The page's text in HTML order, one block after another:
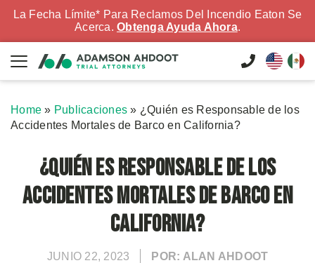
La Fecha Límite* Para Reclamos Del Incendio Eaton Se
Acerca. Obtenga Ayuda Ahora.
Home » Publicaciones » ¿Quién es Responsable de los
Accidentes Mortales de Barco en California?
¿Quién es Responsable de los
Accidentes Mortales de Barco en
California?
JUNIO 22, 2023 POR: ALAN AHDOOT